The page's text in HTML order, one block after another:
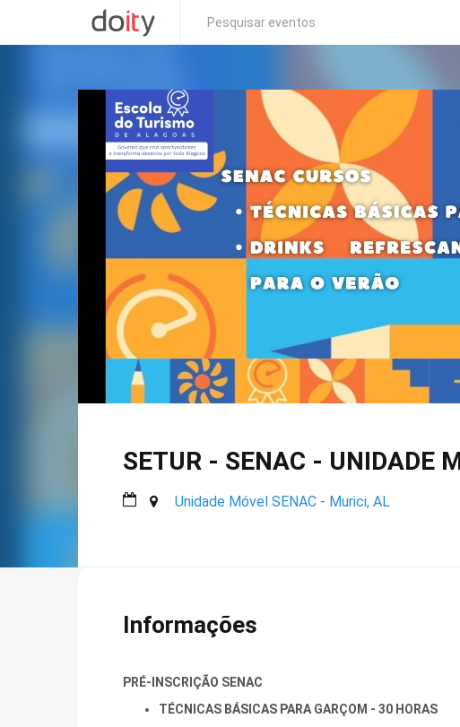
SETUR - SENAC - UNIDADE
Unidade Móvel SENAC - Murici, AL
Informações
PRÉ-INSCRIÇÃO SENAC
TÉCNICAS BÁSICAS PARA GARÇOM - 30 HORAS